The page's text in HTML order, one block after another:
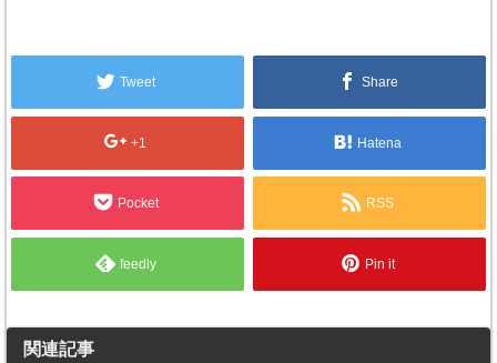
Tweet Share
+1 Hatena
Pocket RSS
feedly Pin it
関連記事